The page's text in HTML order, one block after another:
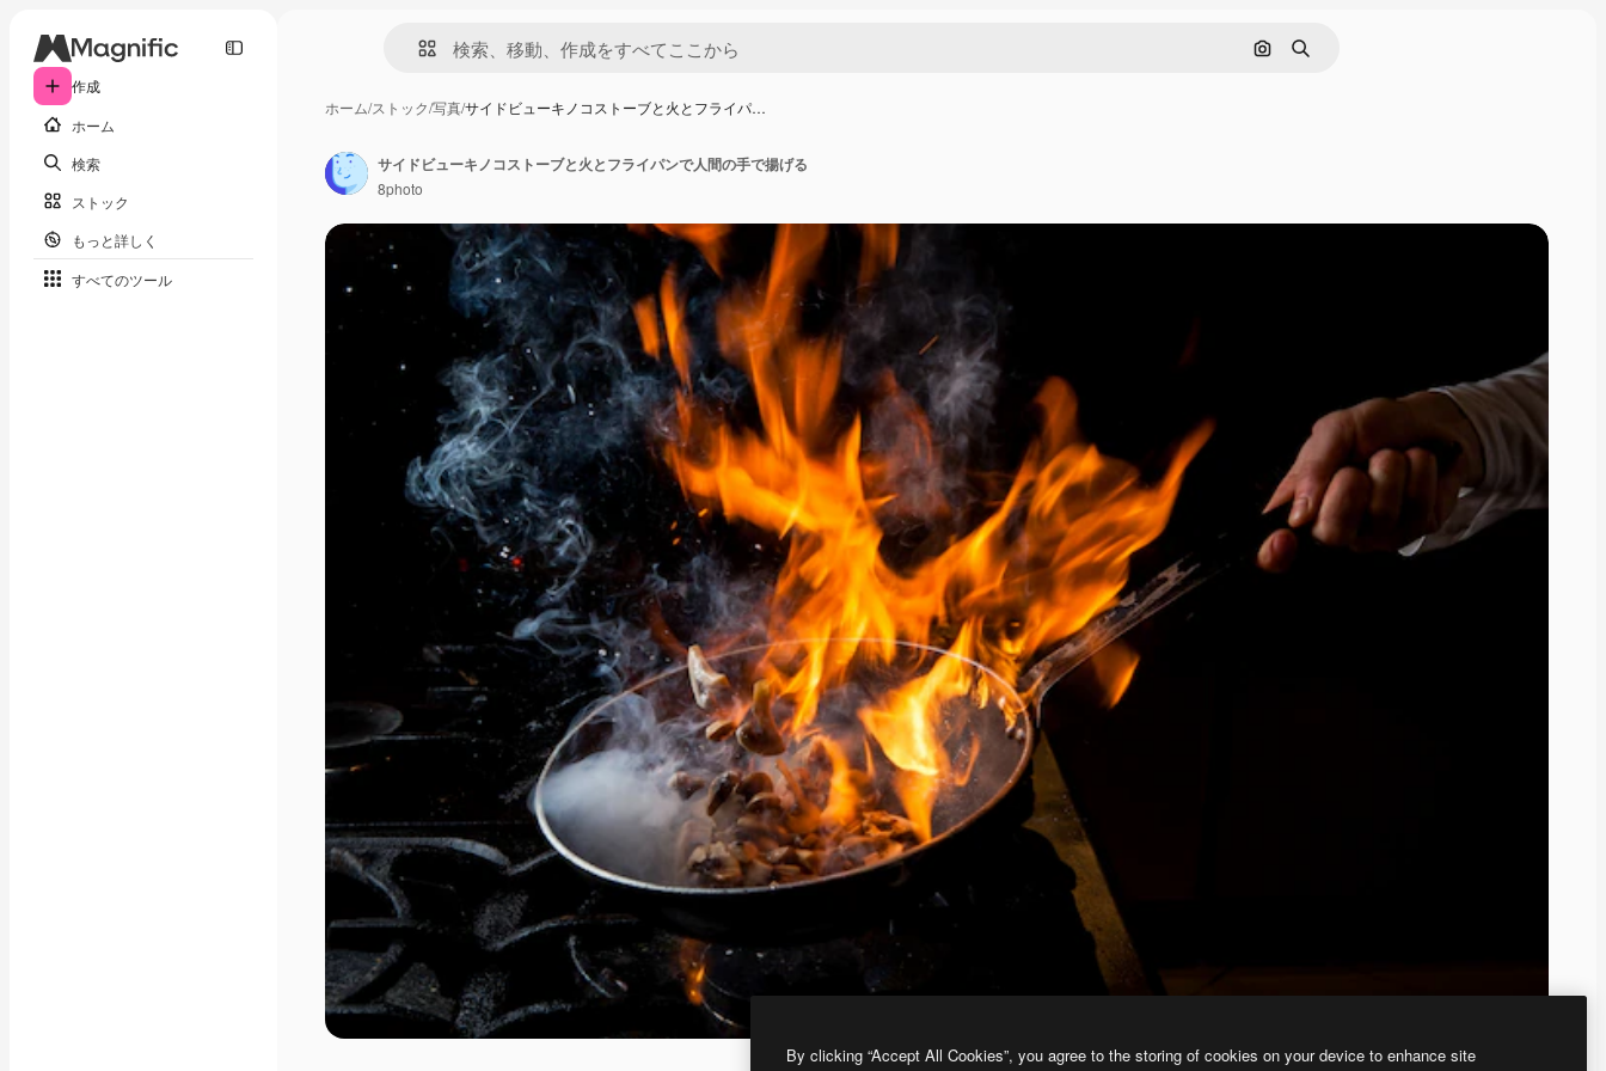
作成
ホーム
検索
ストック
もっと詳しく
すべてのツール
画像で検索
検索
ホーム/ストック/写真/サイドビューキノコストーブと火とフライパ…
サイドビューキノコストーブと火とフライパンで人間の手で揚げる
8photo
By clicking “Accept All Cookies”, you agree to the storing of cookies on your device to enhance site